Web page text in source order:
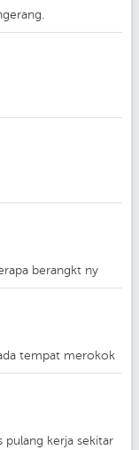
berangkt ny
tempat merokok
pulang kerja sekitar